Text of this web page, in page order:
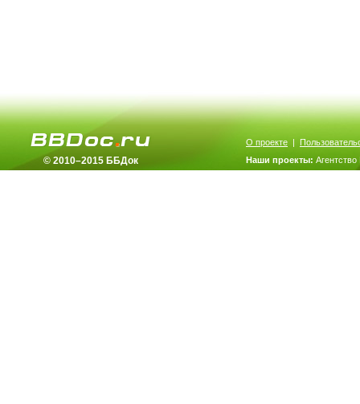
© 2010–2015 ББДок
О проекте |
Наши проекты: